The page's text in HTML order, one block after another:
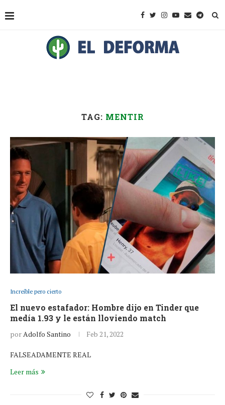
TAG: MENTIR
Increíble pero cierto
El nuevo estafador: Hombre dijo en Tinder que
medía 1.93 y le están lloviendo match
porAdolfo Santino Feb 21, 2022
FALSEADAMENTE REAL
Leer más